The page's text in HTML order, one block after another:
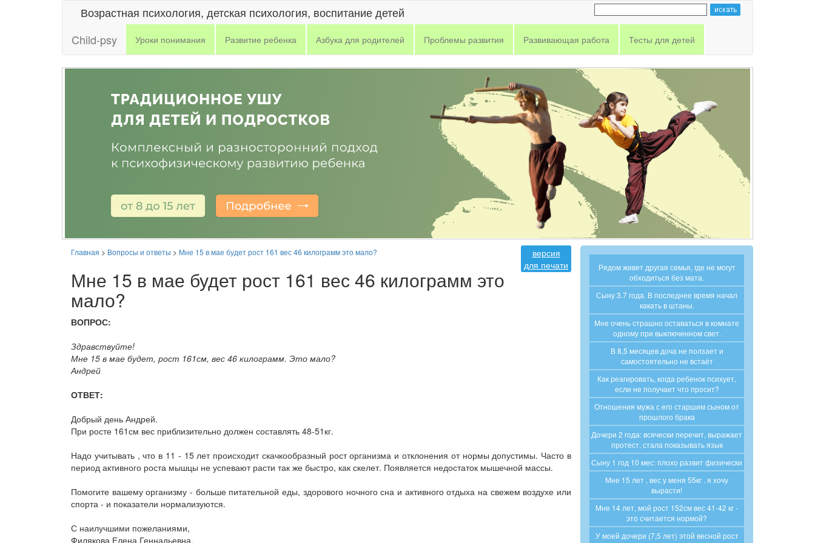
Возрастная психология, детская психология, воспитание детей
Child-psy
Уроки понимания Развитие ребенка Азбука для родителей Проблемы развития Развивающая работа Тесты для детей
Главная > Вопросы и ответы > Мне 15 в мае будет рост 161 вес 46 килограмм это мало?
версия
для печати
Мне 15 в мае будет рост 161 вес 46 килограмм это
мало?
ВОПРОС:
Здравствуйте!
Мне 15 в мае будет, рост 161см, вес 46 килограмм. Это мало?
Андрей
ОТВЕТ:
Добрый день Андрей.
При росте 161см вес приблизительно должен составлять 48-51кг.
Надо учитывать , что в 11 - 15 лет происходит скачкообразный рост организма и отклонения от нормы допустимы. Часто в
период активного роста мышцы не успевают расти так же быстро, как скелет. Появляется недостаток мышечной массы.
Помогите вашему организму - больше питательной еды, здорового ночного сна и активного отдыха на свежем воздухе или
спорта - и показатели нормализуются.
С наилучшими пожеланиями,
Филякова Елена Геннадьевна.
Рядом живет другая семья, где не могут
обходиться без мата.
Сыну 3.7 года. В последнее время начал
какать в штаны.
Мне очень страшно оставаться в комнате
одному при выключенном свет.
В 8,5 месяцев доча не ползает и
самостоятельно не встаёт
Как реагировать, когда ребенок психует,
если не получает что просит?
Отношения мужа с его старшим сыном от
прошлого брака
Дочери 2 года: всячески перечит, выражает
протест, стала показывать язык
Сыну 1 год 10 мес: плохо развит физически
Мне 15 лет , вес у меня 55кг . я хочу
вырасти!
Мне 14 лет, мой рост 152см вес 41-42 кг -
это считается нормой?
У моей дочери (7,5 лет) этой весной рост